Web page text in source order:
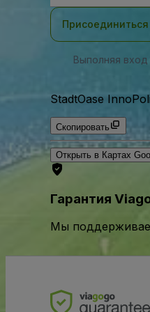
Присоединиться
Выполняя вход
StadtOase
Скопировать
Открыть в Картах
Гарантия
Мы